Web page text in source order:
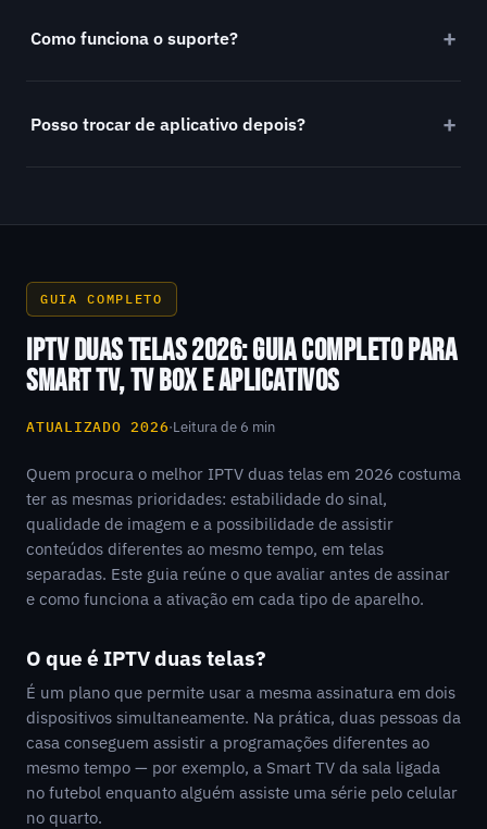
Como funciona o suporte?
Posso trocar de aplicativo depois?
GUIA COMPLETO
IPTV DUAS TELAS 2026: GUIA COMPLETO PARA
SMART TV, TV BOX E APLICATIVOS
ATUALIZADO 2026·Leitura de 6 min
Quem procura o melhor IPTV duas telas em 2026 costuma
ter as mesmas prioridades: estabilidade do sinal,
qualidade de imagem e a possibilidade de assistir
conteúdos diferentes ao mesmo tempo, em telas
separadas. Este guia reúne o que avaliar antes de assinar
e como funciona a ativação em cada tipo de aparelho.
O que é IPTV duas telas?
É um plano que permite usar a mesma assinatura em dois
dispositivos simultaneamente. Na prática, duas pessoas da
casa conseguem assistir a programações diferentes ao
mesmo tempo — por exemplo, a Smart TV da sala ligada
no futebol enquanto alguém assiste uma série pelo celular
no quarto.